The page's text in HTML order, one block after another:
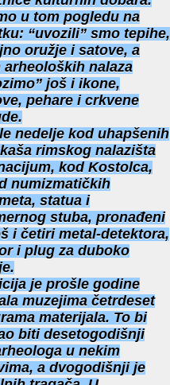
u tom pogledu na
“uvozili” smo tepihe,
oružje i satove, a
arheoloških nalaza
još i ikone,
pehare i crkvene
nedelje kod uhapšenih
rimskog nalazišta
kod Kostolca,
numizmatičkih
statua i
stuba, pronađeni
i četiri metal-detektora,
i plug za duboko
je prošle godine
muzejima četrdeset
materijala. To bi
biti desetogodišnji
u nekim
a dvogodišnji je